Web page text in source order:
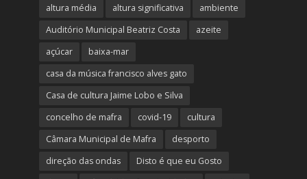
altura média altura significativa
ambiente
Auditório Municipal Beatriz Costa
azeite
açúcar
baixa-mar
casa da música francisco alves gato
Casa de cultura Jaime Lobo e Silva
concelho de mafra
covid-19
cultura
Câmara Municipal de Mafra
desporto
direção das ondas
Disto é que eu Gosto